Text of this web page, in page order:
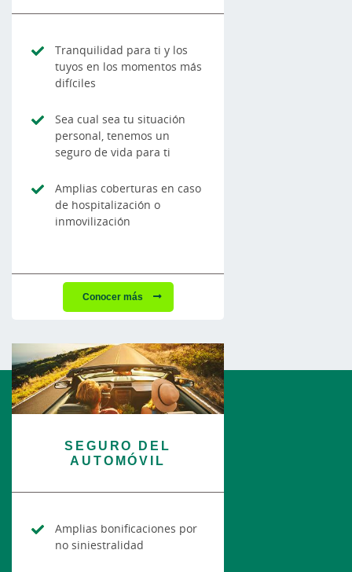
Tranquilidad para ti y los
tuyos en los momentos más
difíciles
Sea cual sea tu situación
personal, tenemos un
seguro de vida para ti
Amplias coberturas en caso
de hospitalización o
inmovilización
Conocer más
SEGURO DEL
AUTOMÓVIL
Amplias bonificaciones por
no siniestralidad